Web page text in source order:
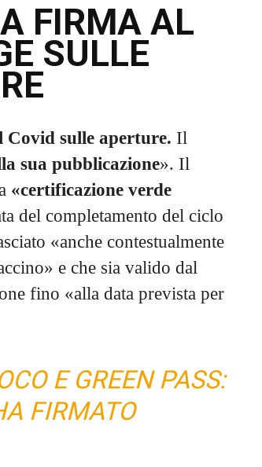
FIRMA AL
SULLE
sulle aperture. Il
sua pubblicazione». Il
«certificazione verde
del completamento del ciclo
«anche contestualmente
e che sia valido dal
fino «alla data prevista per
E GREEN PASS:
FIRMATO